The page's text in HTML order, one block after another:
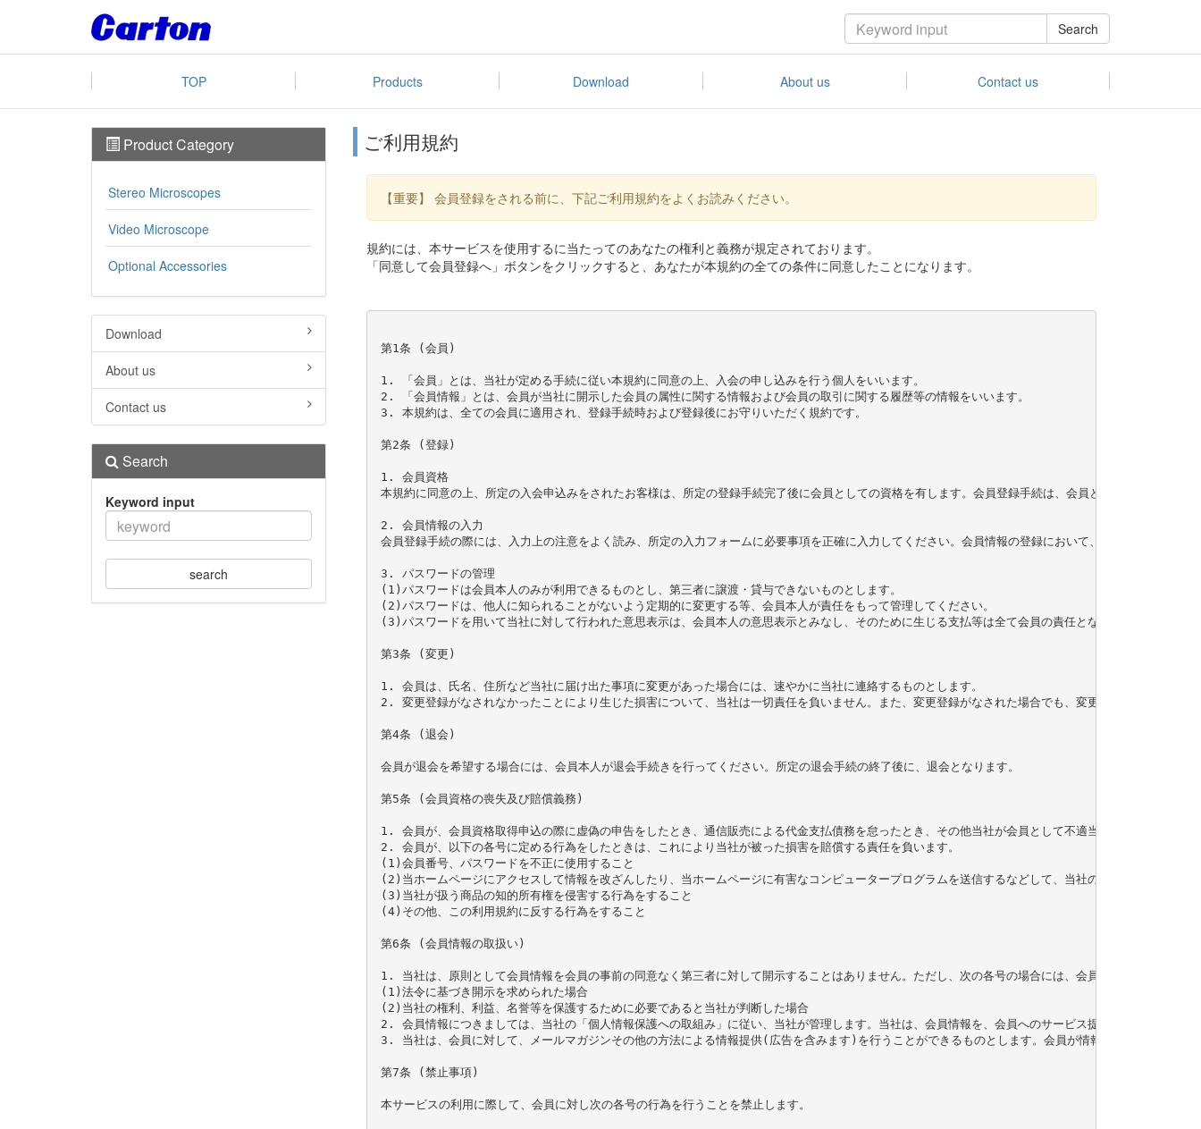
Search
TOP Products Download About us Contact us
ご利用規約
【重要】 会員登録をされる前に、下記ご利用規約をよくお読みください。
規約には、本サービスを使用するに当たってのあなたの権利と義務が規定されております。
「同意して会員登録へ」ボタンをクリックすると、あなたが本規約の全ての条件に同意したことになります。
第1条 (会員)
1. 「会員」とは、当社が定める手続に従い本規約に同意の上、入会の申し込みを行う個人をいいます。
2. 「会員情報」とは、会員が当社に開示した会員の属性に関する情報および会員の取引に関する履歴等の情報をいいます。
3. 本規約は、全ての会員に適用され、登録手続時および登録後にお守りいただく規約です。
第2条 (登録)
1. 会員資格
本規約に同意の上、所定の入会申込みをされたお客様は、所定の登録手続完了後に会員としての資格を有します。会員登録手続は、会員となるご本人が
2. 会員情報の入力
会員登録手続の際には、入力上の注意をよく読み、所定の入力フォームに必要事項を正確に入力してください。会員情報の登録において、特殊記号・旧漢
3. パスワードの管理
(1)パスワードは会員本人のみが利用できるものとし、第三者に譲渡・貸与できないものとします。
(2)パスワードは、他人に知られることがないよう定期的に変更する等、会員本人が責任をもって管理してください。
(3)パスワードを用いて当社に対して行われた意思表示は、会員本人の意思表示とみなし、そのために生じる支払等は全て会員の責任となります。
第3条 (変更)
1. 会員は、氏名、住所など当社に届け出た事項に変更があった場合には、速やかに当社に連絡するものとします。
2. 変更登録がなされなかったことにより生じた損害について、当社は一切責任を負いません。また、変更登録がなされた場合でも、変更登録前にすでに
第4条 (退会)
会員が退会を希望する場合には、会員本人が退会手続きを行ってください。所定の退会手続の終了後に、退会となります。
第5条 (会員資格の喪失及び賠償義務)
1. 会員が、会員資格取得申込の際に虚偽の申告をしたとき、通信販売による代金支払債務を怠ったとき、その他当社が会員として不適当と認める事由があ
2. 会員が、以下の各号に定める行為をしたときは、これにより当社が被った損害を賠償する責任を負います。
(1)会員番号、パスワードを不正に使用すること
(2)当ホームページにアクセスして情報を改ざんしたり、当ホームページに有害なコンピュータープログラムを送信するなどして、当社の営業を妨害するこ
(3)当社が扱う商品の知的所有権を侵害する行為をすること
(4)その他、この利用規約に反する行為をすること
第6条 (会員情報の取扱い)
1. 当社は、原則として会員情報を会員の事前の同意なく第三者に対して開示することはありません。ただし、次の各号の場合には、会員の事前の同意なく
(1)法令に基づき開示を求められた場合
(2)当社の権利、利益、名誉等を保護するために必要であると当社が判断した場合
2. 会員情報につきましては、当社の「個人情報保護への取組み」に従い、当社が管理します。当社は、会員情報を、会員へのサービス提供、サービス内
3. 当社は、会員に対して、メールマガジンその他の方法による情報提供(広告を含みます)を行うことができるものとします。会員が情報提供を希望しな
第7条 (禁止事項)
本サービスの利用に際して、会員に対し次の各号の行為を行うことを禁止します。
Product Category
Stereo Microscopes
Video Microscope
Optional Accessories
Download
About us
Contact us
Search
Keyword input
search